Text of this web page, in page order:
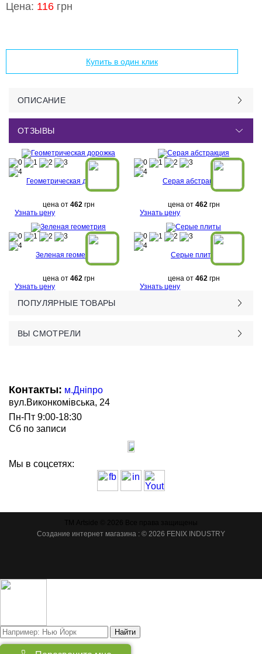
Цена: 116 грн
Купить в один клик
ОПИСАНИЕ
ОТЗЫВЫ
Геометрическая дорожка
цена от 462грн
Узнать цену
Серая абстракция
цена от 462грн
Узнать цену
Зеленая геометрия
цена от 462грн
Узнать цену
Серые плиты
цена от 462грн
Узнать цену
ПОПУЛЯРНЫЕ ТОВАРЫ
ВЫ СМОТРЕЛИ
Контакты: м.Дніпро
вул.Виконкомівська, 24
Пн-Пт 9:00-18:30
Сб по записи
Мы в соцсетях:
Создание интернет магазина : © 2026 FENIX INDUSTRY
Найти
Товаров: 0)